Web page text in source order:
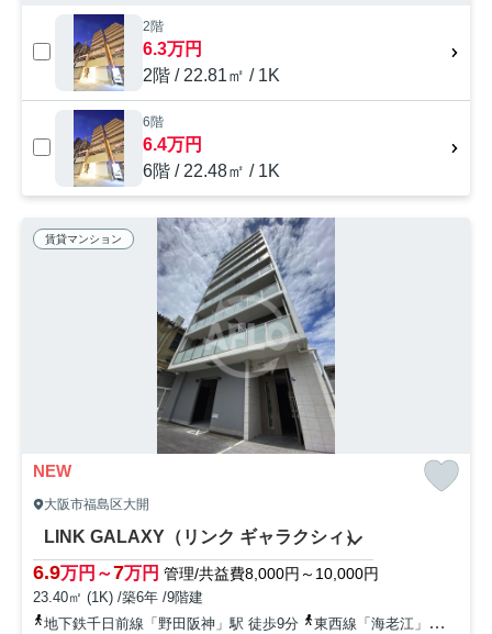
2階
6.3万円
2階 / 22.81㎡ / 1K
6階
6.4万円
6階 / 22.48㎡ / 1K
賃貸マンション
NEW
大阪市福島区大開
LINK GALAXY（リンク ギャラクシィ）
6.9万円～7万円 管理/共益費8,000円～10,000円
23.40㎡ (1K) /築6年 /9階建
地下鉄千日前線「野田阪神」駅 徒歩9分
東西線「海老江」駅 徒歩10分